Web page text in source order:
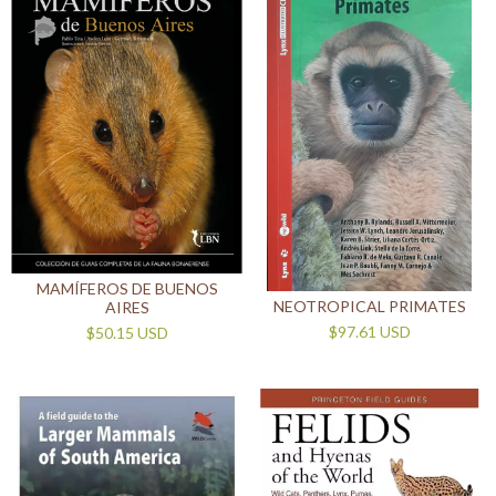
MAMÍFEROS DE BUENOS
AIRES
$50.15 USD
NEOTROPICAL PRIMATES
$97.61 USD